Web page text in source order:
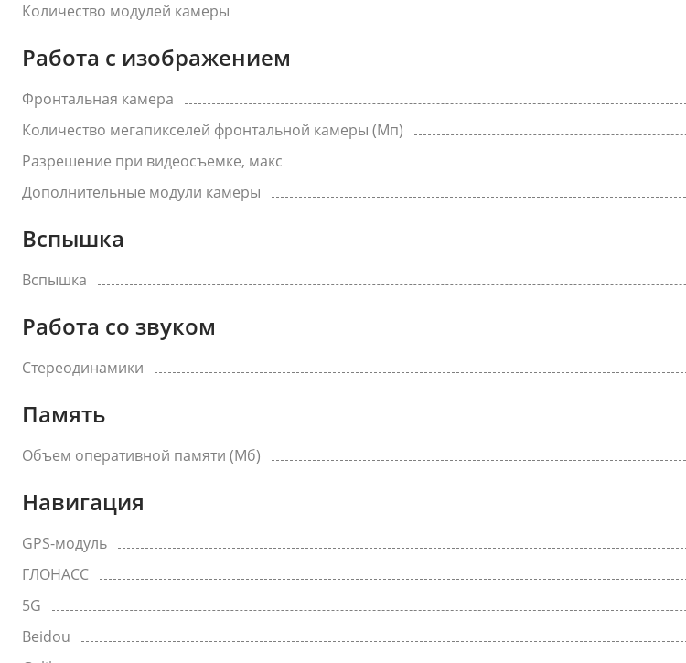
Количество модулей камеры
Работа с изображением
Фронтальная камера
Количество мегапикселей фронтальной камеры (Мп)
Разрешение при видеосъемке, макс
Дополнительные модули камеры
Вспышка
Вспышка
Работа со звуком
Стереодинамики
Память
Объем оперативной памяти (Мб)
Навигация
GPS-модуль
ГЛОНАСС
5G
Beidou